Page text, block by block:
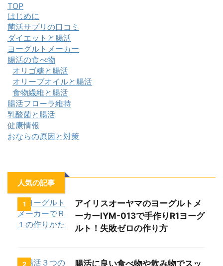
TOP
はじめに
菌活サプリの口コミ
ダイエットと腸活
ヨーグルトメーカー
腸活の食べ物
オリゴ糖と腸活
オリーブオイルと腸活
食物繊維と腸活
腸活フローラ維持
乳酸菌と腸活
健康情報
おならの原因と対策
人気の記事
1
アイリスオーヤマのヨーグルトメ
ーカーIYM-013で手作りR1ヨーグ
ルト！失敗ゼロの作り方
2
腸活に良い食べ物や飲み物でスッ